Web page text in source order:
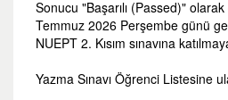
Sonucu "Başarılı (Passed)"
Temmuz 2026 Perşembe günü
NUEPT 2. Kısım sınavına
Yazma Sınavı Öğrenci Listesine